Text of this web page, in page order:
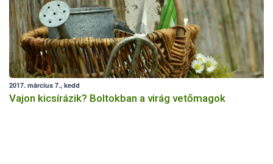
2017. március 7., kedd
Vajon kicsírázik? Boltokban a virág vetőmagok